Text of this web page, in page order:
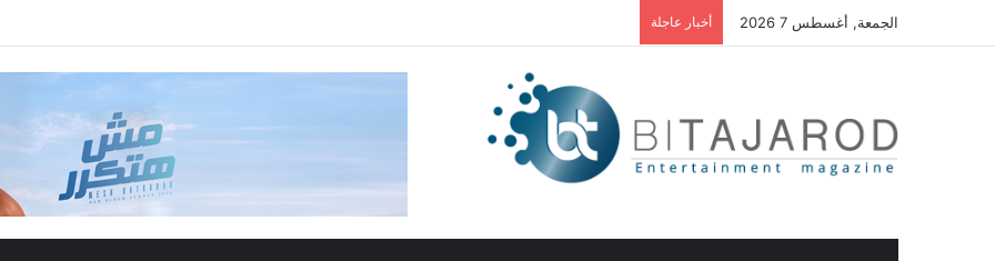
الجمعة, أغسطس 7 2026 أخبار عاجلة